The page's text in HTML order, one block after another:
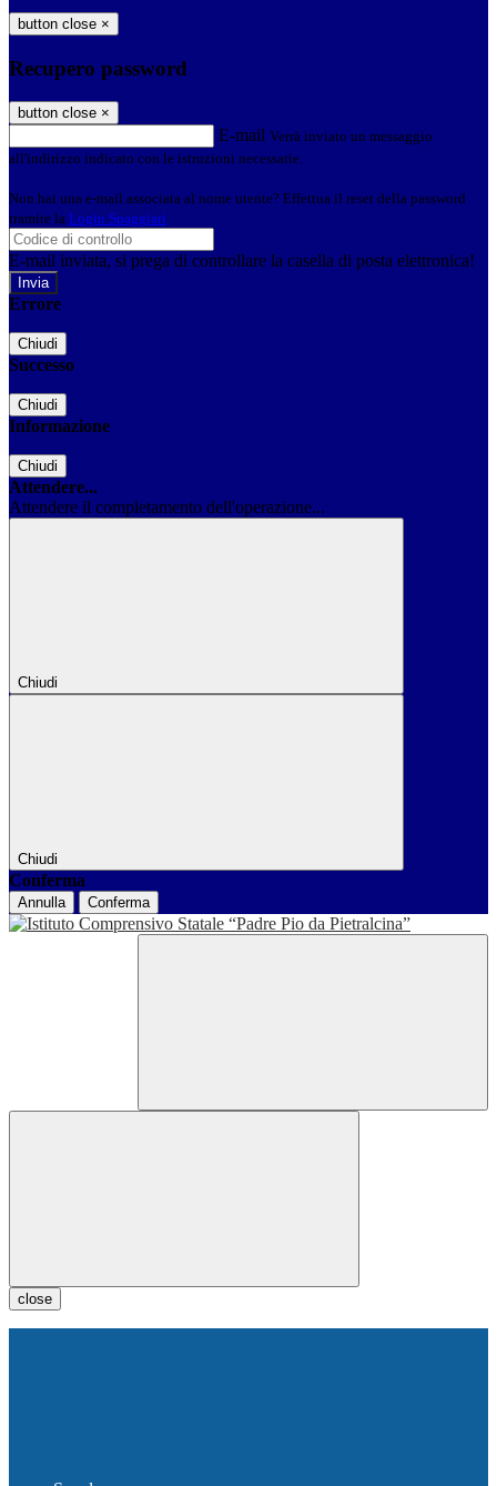
button close ×
Recupero password
button close ×
E-mail Verrà inviato un messaggio
all'indirizzo indicato con le istruzioni necessarie.
Non hai una e-mail associata al nome utente? Effettua il reset della password
tramite la Login Spaggiari
E-mail inviata, si prega di controllare la casella di posta elettronica!
Errore
Chiudi
Successo
Chiudi
Informazione
Chiudi
Attendere...
Attendere il completamento dell'operazione...
Chiudi
Chiudi
Conferma
Annulla Conferma
close